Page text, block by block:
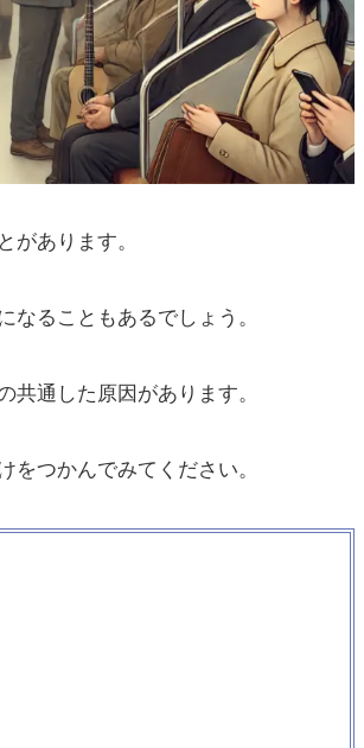
があります。
ることもあるでしょう。
通した原因があります。
をつかんでみてください。